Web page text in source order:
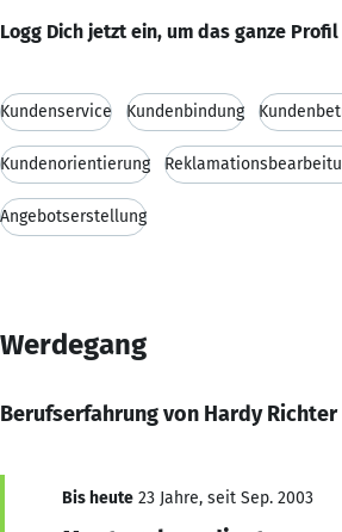
Logg Dich jetzt ein, um das ganze Profil
Kundenservice Kundenbindung
Kundenorientierung
Angebotserstellung
Werdegang
Berufserfahrung von Hardy Richter
Bis heute 23 Jahre, seit Sep. 2003